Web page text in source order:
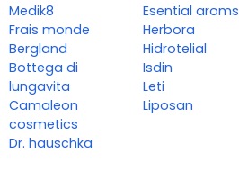
Medik8
Frais monde
Bergland
Bottega di
lungavita
Camaleon
cosmetics
Dr. hauschka
Esential aroms
Herbora
Hidrotelial
Isdin
Leti
Liposan